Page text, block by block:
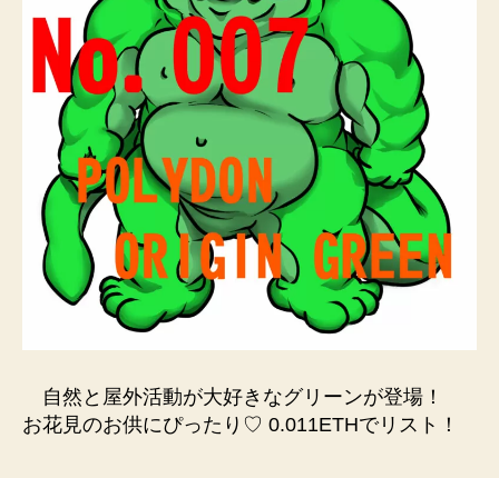
自然と屋外活動が大好きなグリーンが登場！
お花見のお供にぴったり♡ 0.011ETHでリスト！